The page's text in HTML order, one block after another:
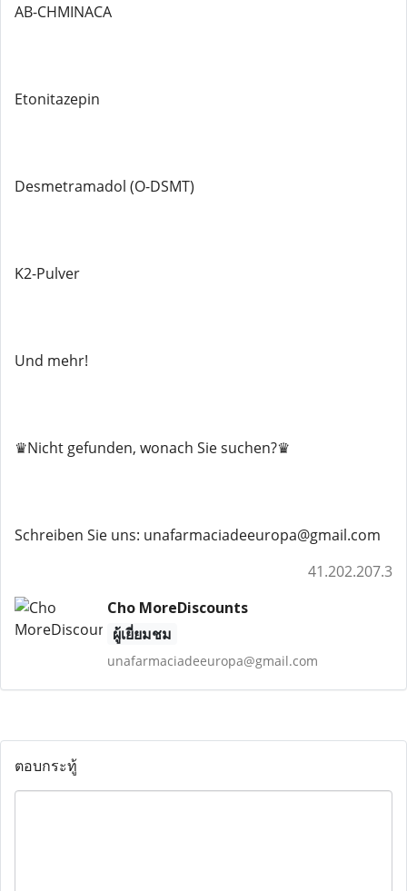
AB-CHMINACA
Etonitazepin
Desmetramadol (O-DSMT)
K2-Pulver
Und mehr!
♛Nicht gefunden, wonach Sie suchen?♛
Schreiben Sie uns: unafarmaciadeeuropa@gmail.com
41.202.207.3
Cho MoreDiscounts
ผู้เยี่ยมชม
unafarmaciadeeuropa@gmail.com
ตอบกระทู้